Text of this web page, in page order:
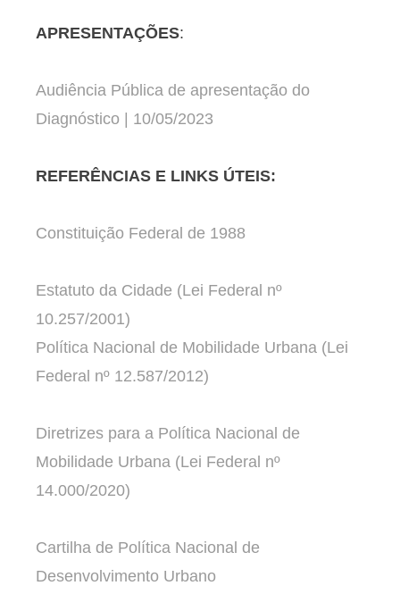
APRESENTAÇÕES:
Audiência Pública de apresentação do
Diagnóstico | 10/05/2023
REFERÊNCIAS E LINKS ÚTEIS:
Constituição Federal de 1988
Estatuto da Cidade (Lei Federal nº
10.257/2001)
Política Nacional de Mobilidade Urbana (Lei
Federal nº 12.587/2012)
Diretrizes para a Política Nacional de
Mobilidade Urbana (Lei Federal nº
14.000/2020)
Cartilha de Política Nacional de
Desenvolvimento Urbano